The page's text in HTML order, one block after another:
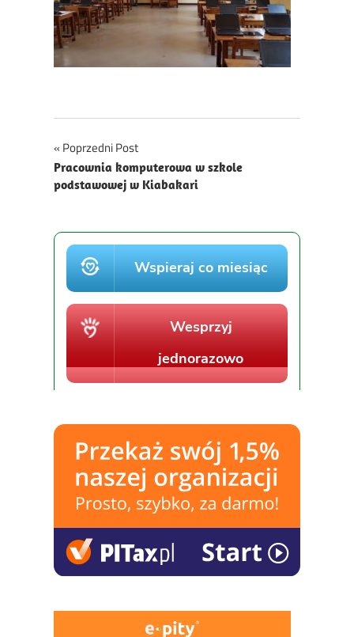
Nawigacja
wpisu
Poprzedni Post
Pracownia komputerowa w szkole
podstawowej w Kiabakari